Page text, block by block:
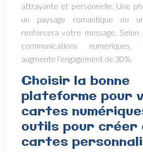
attrayante et personnelle. Une
un paysage romantique ou
renforcera votre message.
communications numériques,
augmente l’engagement de 30%.
Choisir la bonne
plateforme pour
cartes
outils pour créer
cartes